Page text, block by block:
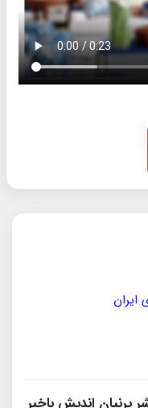
پرنیان‌ اندیش باخبر